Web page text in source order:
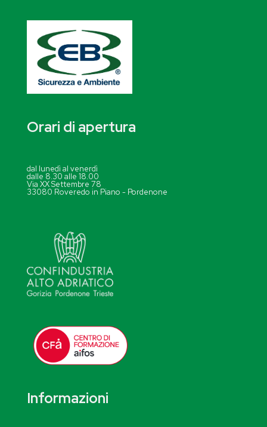
Orari di apertura
dal lunedì al venerdì
dalle 8.30 alle 18.00
Via XX Settembre 78
33080 Roveredo in Piano - Pordenone
Informazioni